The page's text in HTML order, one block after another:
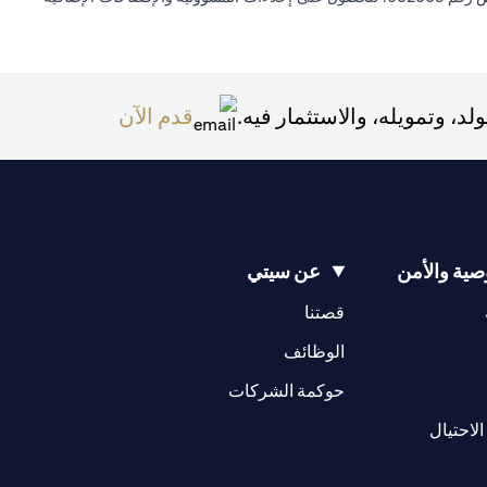
وتمويله، والاستثمار فيه. قدم الآن
والأمن عن سيتي
قصتنا
(opens in a new tab)
الوظائف
(opens in a new tab)
حوكمة الشركات
(opens in a new tab)